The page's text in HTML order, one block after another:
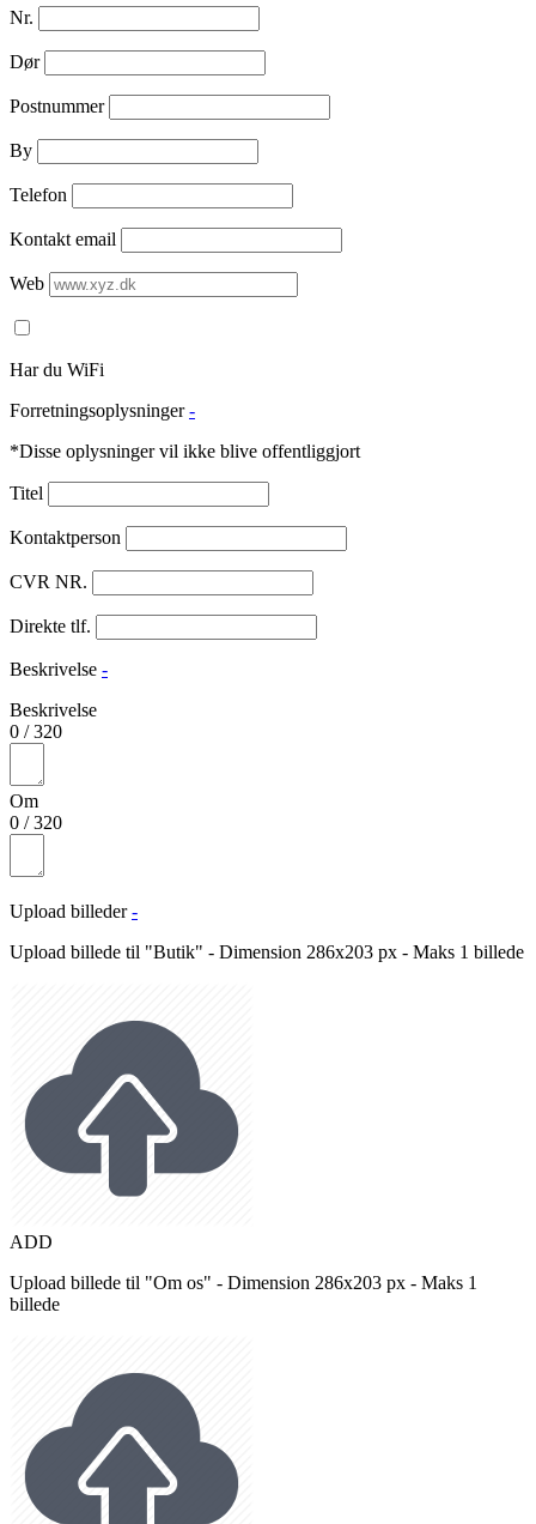
Nr.
Dør
Postnummer
By
Telefon
Kontakt email
Web
Har du WiFi
Forretningsoplysninger -
*Disse oplysninger vil ikke blive offentliggjort
Titel
Kontaktperson
CVR NR.
Direkte tlf.
Beskrivelse -
Beskrivelse
0 /320
Om
0 /320
Upload billeder -
Upload billede til "Butik" - Dimension 286x203 px - Maks 1 billede
ADD
Upload billede til "Om os" - Dimension 286x203 px - Maks 1
billede